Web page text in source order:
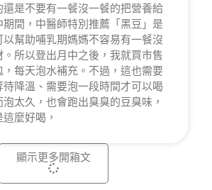
還是不要有一餐沒一餐的把營養給
期間，中醫師特別推薦「黑豆」是
幫助哺乳期媽媽不容易有一餐沒
所以登出月中之後，我就買市售
，每天泡水補充。不過，這也需要
待降溫、需要泡一段時間才可以喝
太久，也會跑出臭臭的豆臭味，
麼好喝，
顯示更多開箱文